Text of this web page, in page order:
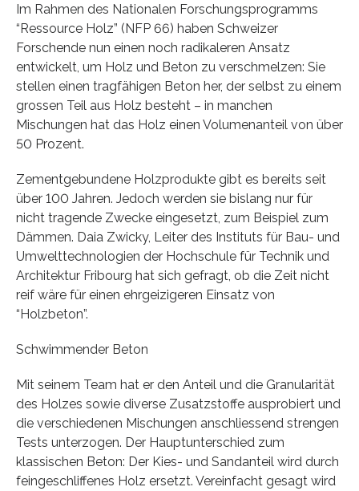
Im Rahmen des Nationalen Forschungsprogramms
“Ressource Holz” (NFP 66) haben Schweizer
Forschende nun einen noch radikaleren Ansatz
entwickelt, um Holz und Beton zu verschmelzen: Sie
stellen einen tragfähigen Beton her, der selbst zu einem
grossen Teil aus Holz besteht – in manchen
Mischungen hat das Holz einen Volumenanteil von über
50 Prozent.
Zementgebundene Holzprodukte gibt es bereits seit
über 100 Jahren. Jedoch werden sie bislang nur für
nicht tragende Zwecke eingesetzt, zum Beispiel zum
Dämmen. Daia Zwicky, Leiter des Instituts für Bau- und
Umwelttechnologien der Hochschule für Technik und
Architektur Fribourg hat sich gefragt, ob die Zeit nicht
reif wäre für einen ehrgeizigeren Einsatz von
“Holzbeton”.
Schwimmender Beton
Mit seinem Team hat er den Anteil und die Granularität
des Holzes sowie diverse Zusatzstoffe ausprobiert und
die verschiedenen Mischungen anschliessend strengen
Tests unterzogen. Der Hauptunterschied zum
klassischen Beton: Der Kies- und Sandanteil wird durch
feingeschliffenes Holz ersetzt. Vereinfacht gesagt wird